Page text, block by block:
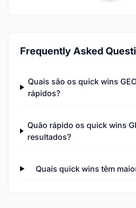
Frequently Asked
Quais são os quick wins
rápidos?
Quão rápido os quick wins
resultados?
Quais quick wins têm